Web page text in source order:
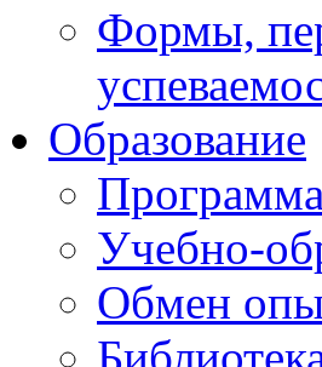
Формы,
Образование
Учебно-
Обмен